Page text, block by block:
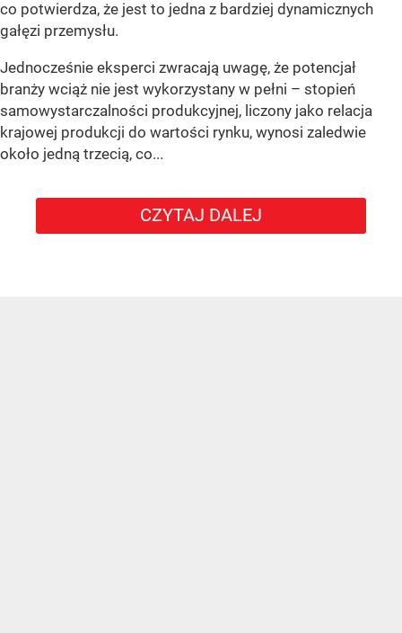
co potwierdza, że jest to jedna z bardziej dynamicznych
gałęzi przemysłu.
Jednocześnie eksperci zwracają uwagę, że potencjał
branży wciąż nie jest wykorzystany w pełni – stopień
samowystarczalności produkcyjnej, liczony jako relacja
krajowej produkcji do wartości rynku, wynosi zaledwie
około jedną trzecią, co...
CZYTAJ DALEJ